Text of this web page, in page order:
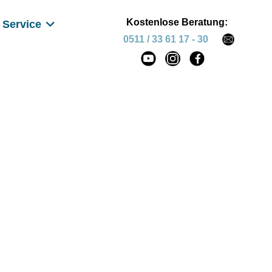
Service
Kostenlose Beratung:
0511 / 33 61 17 - 30